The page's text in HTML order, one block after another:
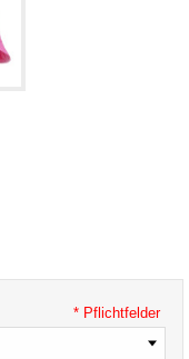
* Pflichtfelder